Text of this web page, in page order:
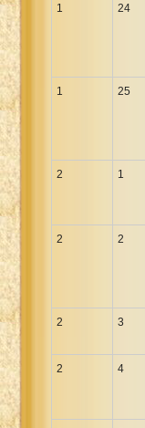
1 24
1 25
2 1
2 2
2 3
2 4